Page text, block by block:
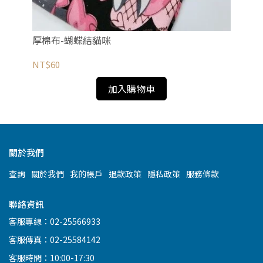
厚棉布-蝴蝶結貓咪
NT$60
加入購物車
關於我們
查詢 關於我們 我的帳戶 退款政策 隱私政策 服務條款
聯絡資訊
客服專線：02-25566933
客服傳真：02-25584142
客服時間：10:00-17:30